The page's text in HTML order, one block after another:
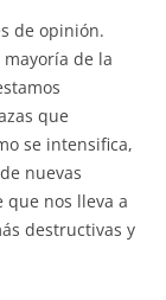
de opinión.
mayoría de la
que
se intensifica,
nuevas
que nos lleva a
destructivas y